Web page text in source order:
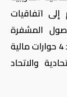
إلى اتفاقيات
المشفرة
والتبادل التلقائي للمعلومات، وتم عقد 4 حوارات مالية
والاتحاد